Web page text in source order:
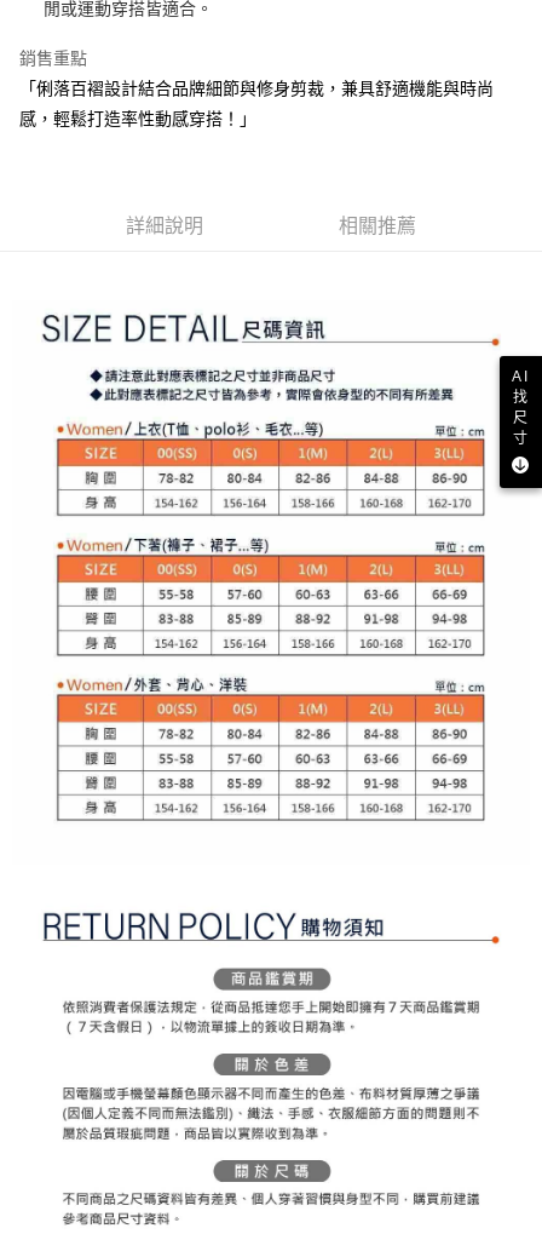
1.分期款項不併入電信帳單，「大哥付你分期」於每月結算日後寄送繳費提
醒簡訊。
2.透過簡訊連結打開帳單後，可選擇「超商條碼／台灣大直營門市／銀行轉
帳／街口支付／iPASS MONEY」等通路繳費。
用戶於交易時，得透過本服務購買商品或服務，並由商店將買賣／分期付款
3.完整用戶服務條款，請詳閱以下連結：https://oppay.tw/userRule
２．便利：只要手機號碼，簡訊認證，即可結帳。
【「AFTEE先享後付」結帳流程】
１．於結帳方式選擇「AFTEE先享後付」後，將跳轉至「AFTEE先享後付」
結帳頁面，進行簡訊認證並確認金額後，即可完成結帳。
購買商品的店家。未經商家同意取消之訂單仍視為有效，需透過AFTEE先享
客戶支援中心」https://netprotections.freshdesk.com/support/home
１．透過由恩沛科技股份有限公司提供之「AFTEE先享後付」服務完成之交
易，需依本服務之必要範圍內提供個人資料，並將交易相關給付款項請求債
權轉讓予恩沛科技股份有限公司。
２．關於個人資料處理事宜，請瀏覽以下網址：
https://aftee.tw/terms/#terms3
３．未成年的使用者請事先徵得法定代理人或監護人之同意方可使用
「AFTEE先享後付」，若未經同意申辦者引起之損失，本公司不負相關責
４．使用「AFTEE先享後付」時，將依據個別帳號之用戶狀況，依本公司即
時審查核予不同之上限額度；若仍有額度不足之情形，本公司將視審查結果
請求用戶進行身份認證。
５．嚴禁一人註冊多個帳號或使用他人資訊註冊。若發現惡意使用之情形，
恩沛科技股份有限公司將有權停止該用戶之使用額度並採取法律行動。
付款後全家取貨
付款後7-11取貨
免運費
免運費
離島宅配
閒或運動穿搭皆適合。
銷售重點
「俐落百褶設計結合品牌細節與修身剪裁，兼具舒適機能與時尚
感，輕鬆打造率性動感穿搭！」
詳細說明 相關推薦
AI
找
尺
寸